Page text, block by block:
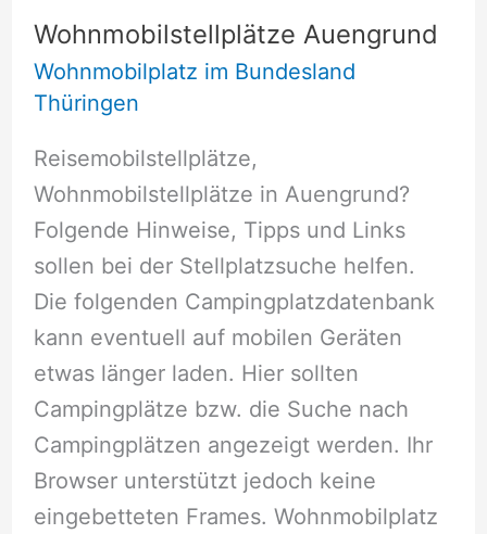
Wohnmobilstellplätze Auengrund
Wohnmobilplatz im Bundesland
Thüringen
Reisemobilstellplätze,
Wohnmobilstellplätze in Auengrund?
Folgende Hinweise, Tipps und Links
sollen bei der Stellplatzsuche helfen.
Die folgenden Campingplatzdatenbank
kann eventuell auf mobilen Geräten
etwas länger laden. Hier sollten
Campingplätze bzw. die Suche nach
Campingplätzen angezeigt werden. Ihr
Browser unterstützt jedoch keine
eingebetteten Frames. Wohnmobilplatz